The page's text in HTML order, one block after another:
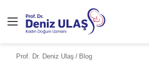
Prof. Dr. Deniz Ulaş / Blog